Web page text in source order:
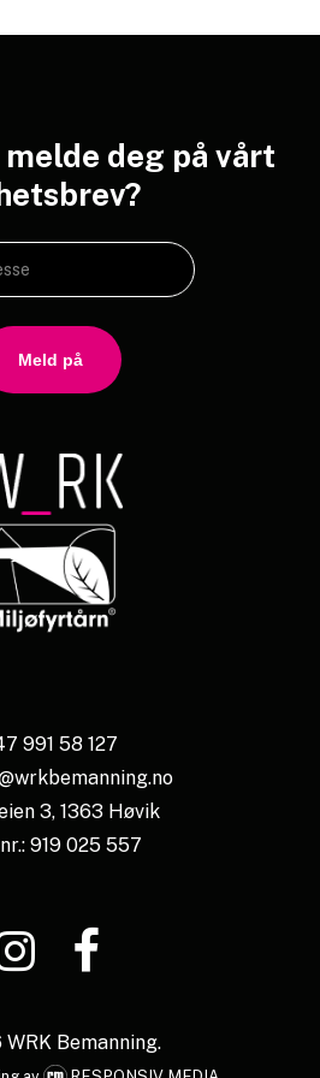
melde deg på vårt
991 58 127
3, 1363 Høvik
919 025 557
WRK Bemanning.